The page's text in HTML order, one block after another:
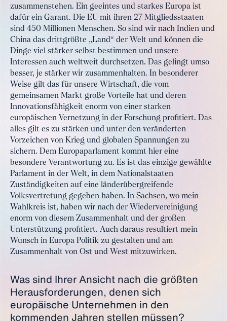
zusammenstehen. Ein geeintes und starkes Europa ist
dafür ein Garant. Die EU mit ihren 27 Mitgliedsstaaten
sind 450 Millionen Menschen. So sind wir nach Indien und
China das drittgrößte „Land“ der Welt und können die
Dinge viel stärker selbst bestimmen und unsere
Interessen auch weltweit durchsetzen. Das gelingt umso
besser, je stärker wir zusammenhalten. In besonderer
Weise gilt das für unsere Wirtschaft, die vom
gemeinsamen Markt große Vorteile hat und deren
Innovationsfähigkeit enorm von einer starken
europäischen Vernetzung in der Forschung profitiert. Das
alles gilt es zu stärken und unter den veränderten
Vorzeichen von Krieg und globalen Spannungen zu
sichern. Dem Europaparlament kommt hier eine
besondere Verantwortung zu. Es ist das einzige gewählte
Parlament in der Welt, in dem Nationalstaaten
Zuständigkeiten auf eine länderübergreifende
Volksvertretung gegeben haben. In Sachsen, wo mein
Wahlkreis ist, haben wir nach der Wiedervereinigung
enorm von diesem Zusammenhalt und der großen
Unterstützung profitiert. Auch daraus resultiert mein
Wunsch in Europa Politik zu gestalten und am
Zusammenhalt von Ost und West mitzuwirken.
Was sind Ihrer Ansicht nach die größten
Herausforderungen, denen sich
europäische Unternehmen in den
kommenden Jahren stellen müssen?